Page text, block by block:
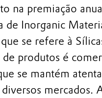
na premiação
de Inorganic
se refere à
produtos é
se mantém
mercados.